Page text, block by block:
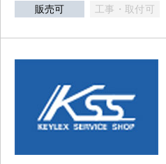
販売可 工事・取付可